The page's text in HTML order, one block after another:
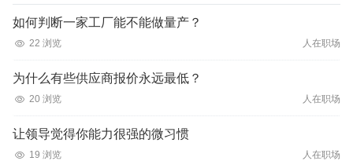
如何判断一家工厂能不能做量产？
22 浏览 人在职场
为什么有些供应商报价永远最低？
20 浏览 人在职场
让领导觉得你能力很强的微习惯
19 浏览 人在职场